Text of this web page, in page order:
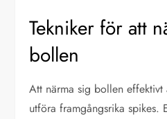
Tekniker för att
bollen
Att närma sig bollen
utföra framgångsrika spikes.